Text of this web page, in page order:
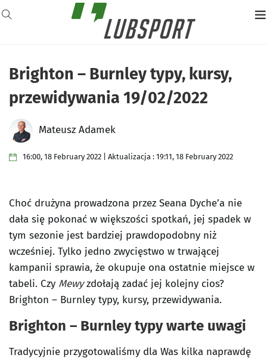
Brighton – Burnley typy, kursy,
przewidywania 19/02/2022
Mateusz Adamek
16:00, 18 February 2022 | Aktualizacja : 19:11, 18 February 2022
Choć drużyna prowadzona przez Seana Dyche’a nie
dała się pokonać w większości spotkań, jej spadek w
tym sezonie jest bardziej prawdopodobny niż
wcześniej. Tylko jedno zwycięstwo w trwającej
kampanii sprawia, że okupuje ona ostatnie miejsce w
tabeli. Czy Mewyzdołają zadać jej kolejny cios?
Brighton – Burnley typy, kursy, przewidywania.
Brighton – Burnley typy warte uwagi
Tradycyjnie przygotowaliśmy dla Was kilka naprawdę